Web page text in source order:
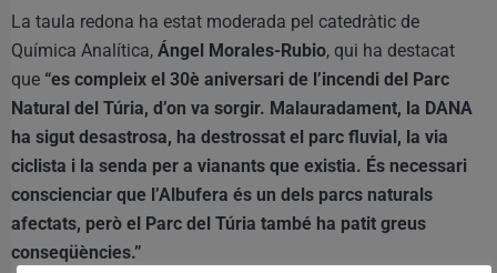
La taula redona ha estat moderada pel catedràtic de
Química Analítica, Ángel Morales-Rubio, qui ha destacat
que “es compleix el 30è aniversari de l’incendi del Parc
Natural del Túria, d’on va sorgir. Malauradament, la DANA
ha sigut desastrosa, ha destrossat el parc fluvial, la via
ciclista i la senda per a vianants que existia. És necessari
conscienciar que l’Albufera és un dels parcs naturals
afectats, però el Parc del Túria també ha patit greus
conseqüències.”